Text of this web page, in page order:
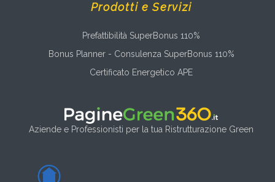
Prodotti e Servizi
Prefattibilità SuperBonus 110%
Bonus Planner - Consulenza SuperBonus 110%
Certificato Energetico APE
Aziende e Professionisti per la tua Ristrutturazione Green